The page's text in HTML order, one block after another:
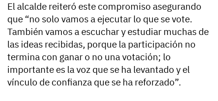
El alcalde reiteró este compromiso asegurando
que “no solo vamos a ejecutar lo que se vote.
También vamos a escuchar y estudiar muchas de
las ideas recibidas, porque la participación no
termina con ganar o no una votación; lo
importante es la voz que se ha levantado y el
vínculo de confianza que se ha reforzado”.